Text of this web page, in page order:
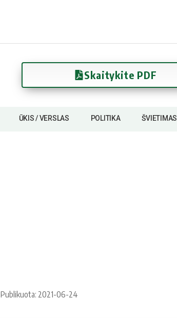
Skaitykite PDF
ŪKIS / VERSLAS POLITIKA ŠVIETIMAS
Publikuota: 2021-06-24